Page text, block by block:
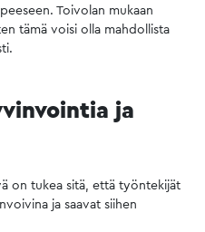
Toivolan mukaan
tämä voisi olla mahdollista
ja
on tukea sitä, että työntekijät
ja saavat siihen